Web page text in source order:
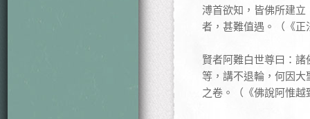
溥首欲知，皆佛所建
者，甚難值遇。（《
賢者阿難白世尊曰：
等，講不退輪，何因
之卷。（《佛說阿惟